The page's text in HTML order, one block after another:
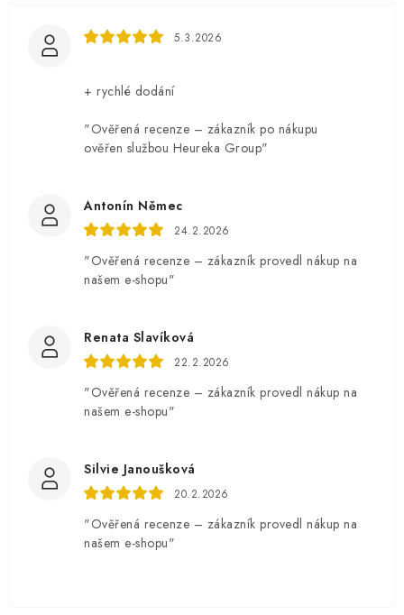
5.3.2026
+ rychlé dodání
"Ověřená recenze – zákazník po nákupu
ověřen službou Heureka Group"
Antonín Němec
24.2.2026
"Ověřená recenze – zákazník provedl nákup na
našem e-shopu"
Renata Slavíková
22.2.2026
"Ověřená recenze – zákazník provedl nákup na
našem e-shopu"
Silvie Janoušková
20.2.2026
"Ověřená recenze – zákazník provedl nákup na
našem e-shopu"